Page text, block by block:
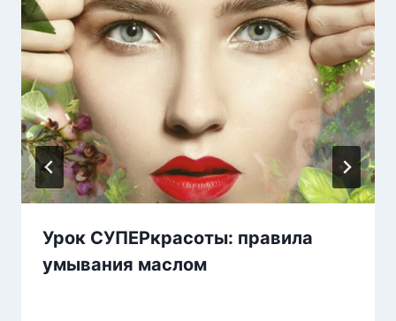
Урок СУПЕРкрасоты: правила
умывания маслом